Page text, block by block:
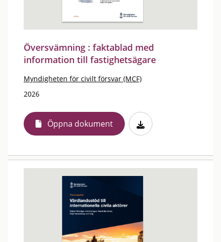
Översvämning : faktablad med
information till fastighetsägare
Myndigheten för civilt försvar (MCF)
2026
Öppna dokument